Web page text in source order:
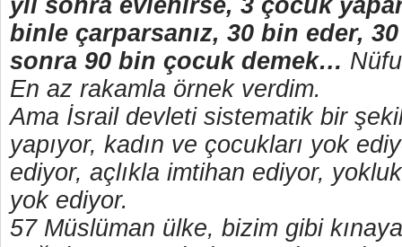
yıl sonra evlenirse, 3 çocuk
binle çarparsanız, 30 bin eder,
sonra 90 bin çocuk demek…
En az rakamla örnek verdim.
Ama İsrail devleti sistematik bir
yapıyor, kadın ve çocukları yok
ediyor, açlıkla imtihan ediyor,
yok ediyor.
57 Müslüman ülke, bizim gibi